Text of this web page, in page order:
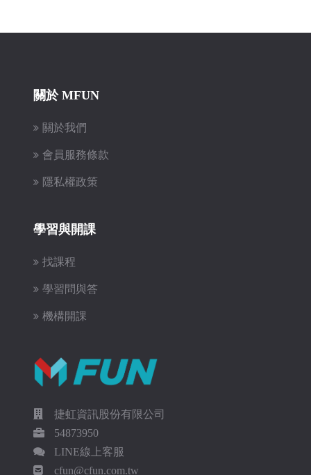
關於 MFUN
關於我們
會員服務條款
隱私權政策
學習與開課
找課程
學習問與答
機構開課
捷虹資訊股份有限公司
54873950
LINE線上客服
cfun@cfun.com.tw